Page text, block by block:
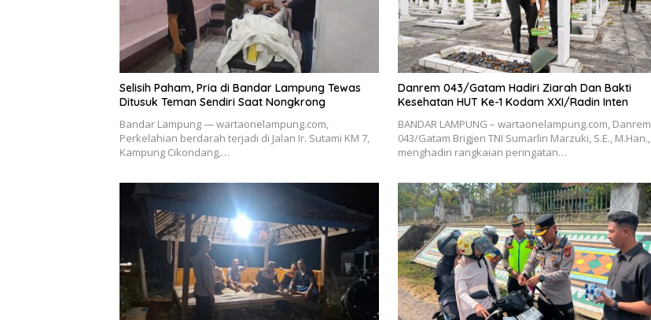
Selisih Paham, Pria di Bandar Lampung Tewas
Ditusuk Teman Sendiri Saat Nongkrong
Bandar Lampung — wartaonelampung.com,
Perkelahian berdarah terjadi di Jalan Ir. Sutami KM 7,
Kampung Cikondang,…
Danrem 043/Gatam Hadiri Ziarah Dan Bakti
Kesehatan HUT Ke-1 Kodam XXI/Radin Inten
BANDAR LAMPUNG – wartaonelampung.com, Danrem
043/Gatam Brigjen TNI Sumarlin Marzuki, S.E., M.Han.,
menghadiri rangkaian peringatan…